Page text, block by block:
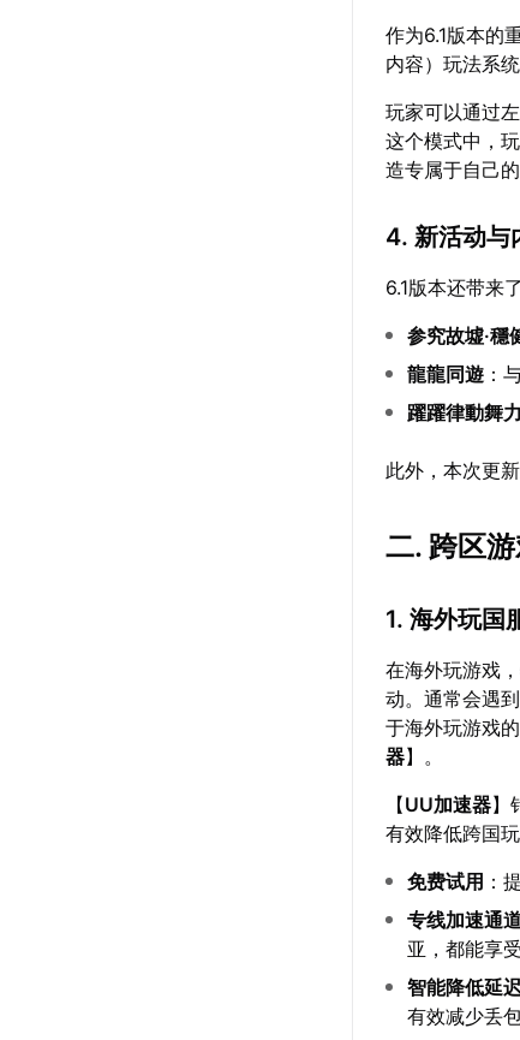
作为6.1版本的
内容）玩法系
玩家可以通过
这个模式中，
造专属于自己的
4. 新活动与
6.1版本还带来
参究故墟·穩
龍龍同遊 ：
躍躍律動舞
此外，本次更
二. 跨区
1. 海外玩国
在海外玩游戏
动。通常会遇
于海外玩游戏
器】。
【UU加速器】
有效降低跨国
免费试用 ：
专线加速通
亚，都能享
智能降低延迟
有效减少丢